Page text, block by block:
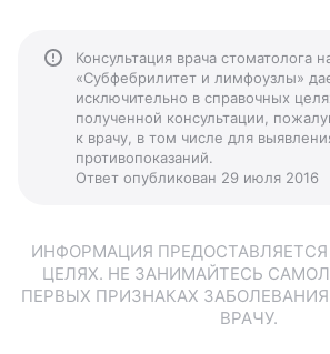
Консультация врача стоматолога
«Субфебрилитет и лимфоузлы»
исключительно в справочных
полученной консультации,
к врачу, в том числе для
противопоказаний.
Ответ опубликован 29 июля 2016
ИНФОРМАЦИЯ
ЦЕЛЯХ. НЕ ЗАНИМАЙТЕСЬ
ПЕРВЫХ ПРИЗНАКАХ
ВРАЧУ.